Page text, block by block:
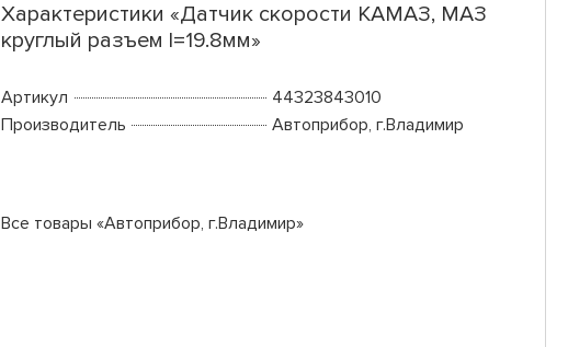
Характеристики «Датчик скорости КАМАЗ, МАЗ
круглый разъем l=19.8мм»
Артикул
44323843010
Производитель
Автоприбор, г.Владимир
Все товары «Автоприбор, г.Владимир»